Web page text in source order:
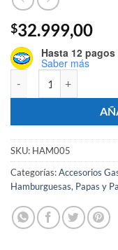
$32.999,00
Hasta 12
Saber más
SKU: HAM005
Categorías:Accesorios
Hamburguesas, Papas y